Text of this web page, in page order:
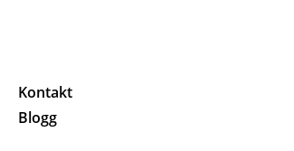
Kontakt
Blogg